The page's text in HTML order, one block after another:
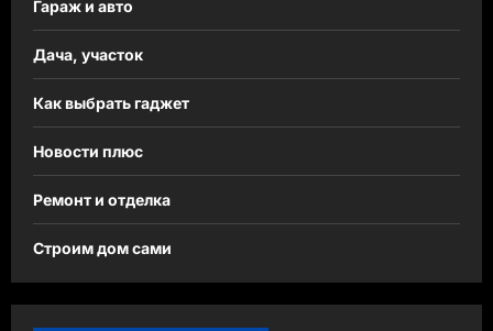
Гараж и авто
Дача, участок
Как выбрать гаджет
Новости плюс
Ремонт и отделка
Строим дом сами